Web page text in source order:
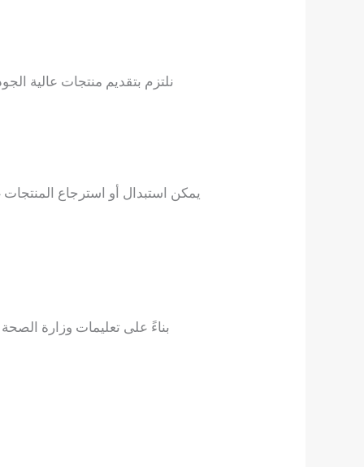
يمكن استبدال أو استرجاع
بناءً على تعليمات وزارة